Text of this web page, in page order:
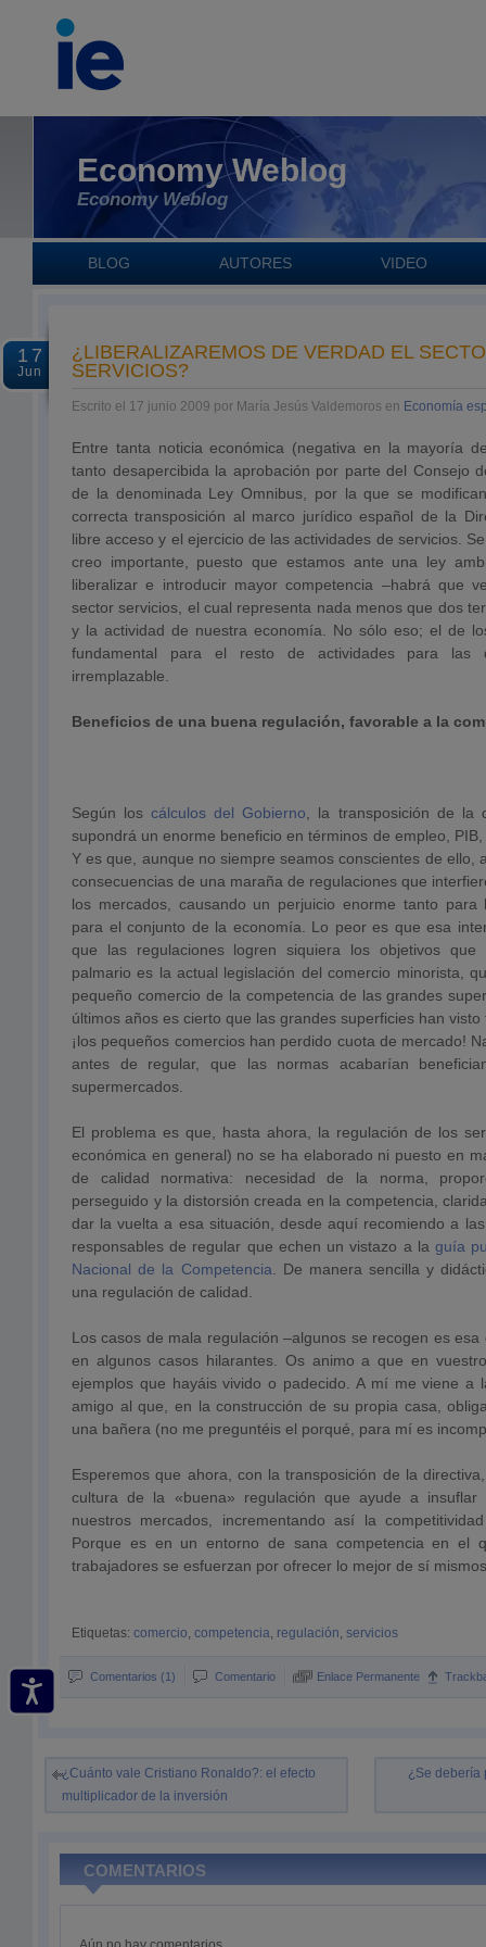
Economy Weblog
Economy Weblog
BLOG AUTORES VIDEO
17
Jun
¿LIBERALIZAREMOS DE VERDAD EL
SERVICIOS?
Escrito el 17 junio 2009 por María Jesús Valdemoros en Economía
Entre tanta noticia económica (negativa en la mayoría
tanto desapercibida la aprobación por parte del Consejo
de la denominada Ley Omnibus, por la que se
correcta transposición al marco jurídico español de la
libre acceso y el ejercicio de las actividades de servicios.
creo importante, puesto que estamos ante una ley
liberalizar e introducir mayor competencia –habrá que
sector servicios, el cual representa nada menos que dos
y la actividad de nuestra economía. No sólo eso; el de
fundamental para el resto de actividades para las
irremplazable.
Beneficios de una buena regulación, favorable a la
Según loscálculos del Gobierno , la transposición de la
supondrá un enorme beneficio en términos de empleo,
Y es que, aunque no siempre seamos conscientes de ello,
consecuencias de una maraña de regulaciones que
los mercados, causando un perjuicio enorme tanto para
para el conjunto de la economía. Lo peor es que esa
que las regulaciones logren siquiera los objetivos
palmario es la actual legislación del comercio minorista,
pequeño comercio de la competencia de las grandes
últimos años es cierto que las grandes superficies han
¡los pequeños comercios han perdido cuota de mercado!
antes de regular, que las normas acabarían
supermercados.
El problema es que, hasta ahora, la regulación de los
económica en general) no se ha elaborado ni puesto en
de calidad normativa: necesidad de la norma,
perseguido y la distorsión creada en la competencia,
dar la vuelta a esa situación, desde aquí recomiendo a
responsables de regular que echen un vistazo a laguía
Nacional de la Competencia . De manera sencilla y
una regulación de calidad.
Los casos de mala regulación –algunos se recogen es
en algunos casos hilarantes. Os animo a que en
ejemplos que hayáis vivido o padecido. A mí me viene a
amigo al que, en la construcción de su propia casa,
una bañera (no me preguntéis el porqué, para mí es
Esperemos que ahora, con la transposición de la
cultura de la «buena» regulación que ayude a insuflar
nuestros mercados, incrementando así la
Porque es en un entorno de sana competencia en el
trabajadores se esfuerzan por ofrecer lo mejor de sí
Etiquetas: comercio, competencia, regulación, servicios
Comentarios (1) Comentario Enlace Permanente
¿Cuánto vale Cristiano Ronaldo?: el efecto
multiplicador de la inversión
¿Se debería
COMENTARIOS